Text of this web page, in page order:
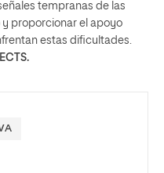
tempranas de las
y proporcionar el apoyo
estas dificultades.